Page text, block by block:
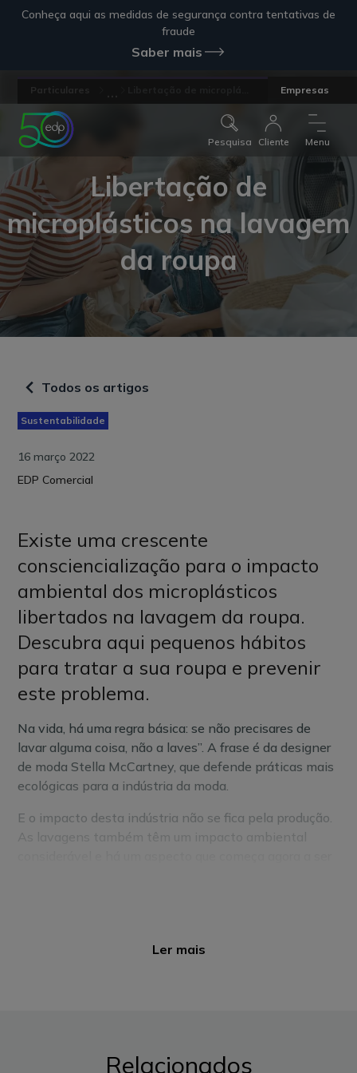
Conheça aqui as medidas de segurança contra tentativas de
fraude
Saber mais
Empresas
Pesquisa Cliente Menu
Libertação de
microplásticos na lavagem
da roupa
Todos os artigos
Sustentabilidade
16 março 2022
EDP Comercial
Existe uma crescente
consciencialização para o impacto
ambiental dos microplásticos
libertados na lavagem da roupa.
Descubra aqui pequenos hábitos
para tratar a sua roupa e prevenir
este problema.
Na vida, há uma regra básica: se não precisares de
lavar alguma coisa, não a laves”. A frase é da designer
de moda Stella McCartney, que defende práticas mais
ecológicas para a indústria da moda.
E o impacto desta indústria não se fica pela produção.
As lavagens também têm um impacto ambiental
O que são microplásticos?
(com menos de 5 milímetros) que passam pelos filtros
Ler mais
Relacionados